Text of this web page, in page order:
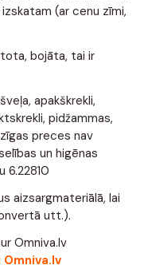
(ar cenu zīmi,
bojāta, tai ir
apakškrekli,
pidžammas,
preces nav
un higēnas
6.22810
aizsargmateriālā, lai
utt.).
Omniva.lv